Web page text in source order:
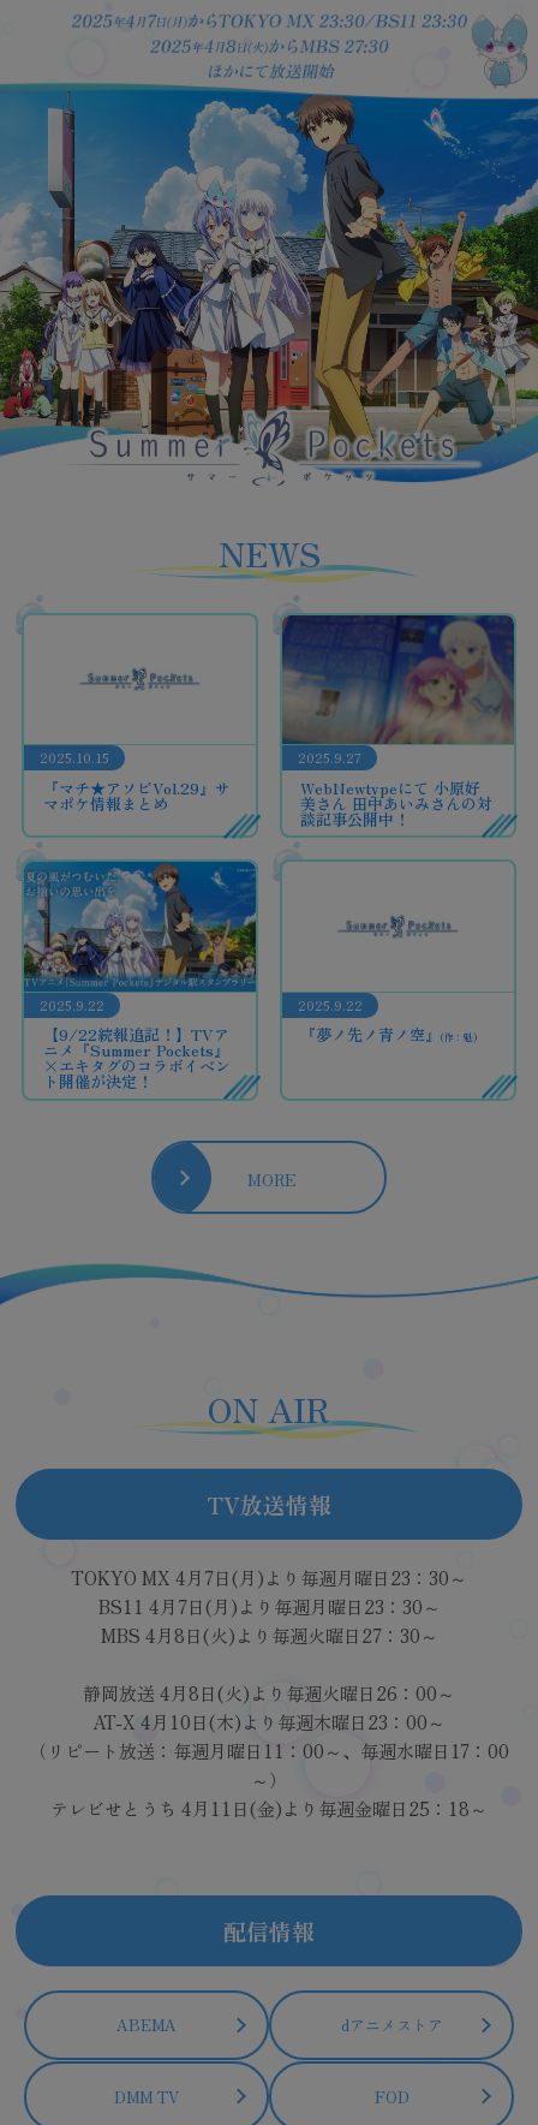
NEWS
2025.10.15
『マチ★アソビVol.29』サ
マポケ情報まとめ
2025.9.27
WebNewtypeにて 小原好
美さん 田中あいみさんの対
談記事公開中！
2025.9.22
【9/22続報追記！】TVア
ニメ『Summer Pockets』
×エキタグのコラボイベン
ト開催が決定！
2025.9.22
『夢ノ先ノ青ノ空』(作：魁)
MORE
ON AIR
TV放送情報
TOKYO MX 4月7日(月)より毎週月曜日23：30～
BS11 4月7日(月)より毎週月曜日23：30～
MBS 4月8日(火)より毎週火曜日27：30～
静岡放送 4月8日(火)より毎週火曜日26：00～
AT-X 4月10日(木)より毎週木曜日23：00～
（リピート放送：毎週月曜日11：00～、毎週水曜日17：00
～）
テレビせとうち 4月11日(金)より毎週金曜日25：18～
配信情報
ABEMA dアニメストア
DMM TV FOD